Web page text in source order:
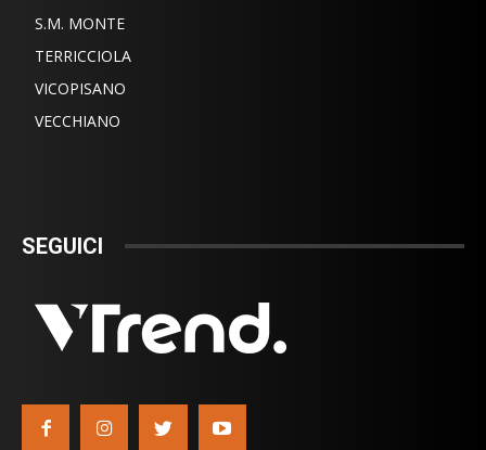
S.M. MONTE
TERRICCIOLA
VICOPISANO
VECCHIANO
SEGUICI